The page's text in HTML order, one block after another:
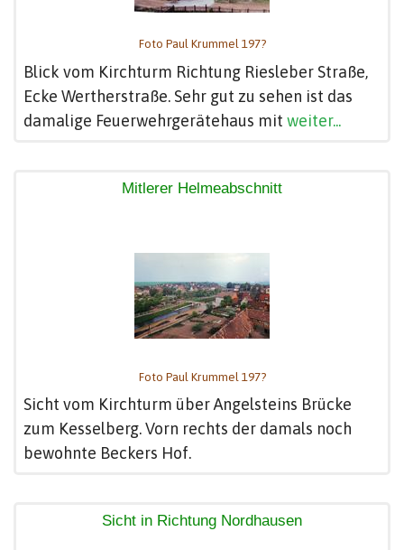
Foto Paul Krummel 197?
Blick vom Kirchturm Richtung Riesleber Straße,
Ecke Wertherstraße. Sehr gut zu sehen ist das
damalige Feuerwehrgerätehaus mit weiter...
Mitlerer Helmeabschnitt
Foto Paul Krummel 197?
Sicht vom Kirchturm über Angelsteins Brücke
zum Kesselberg. Vorn rechts der damals noch
bewohnte Beckers Hof.
Sicht in Richtung Nordhausen